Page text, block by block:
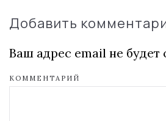
Добавить
Ваш адрес email не будет
КОММЕНТАРИЙ